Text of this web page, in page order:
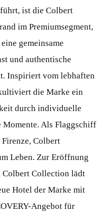
ist die Colbert
im Premiumsegment,
gemeinsame
und authentische
Inspiriert vom lebhaften
die Marke ein
durch individuelle
Als Flaggschiff
Firenze, Colbert
Leben. Zur Eröffnung
Colbert Collection lädt
Hotel der Marke mit
Angebot für